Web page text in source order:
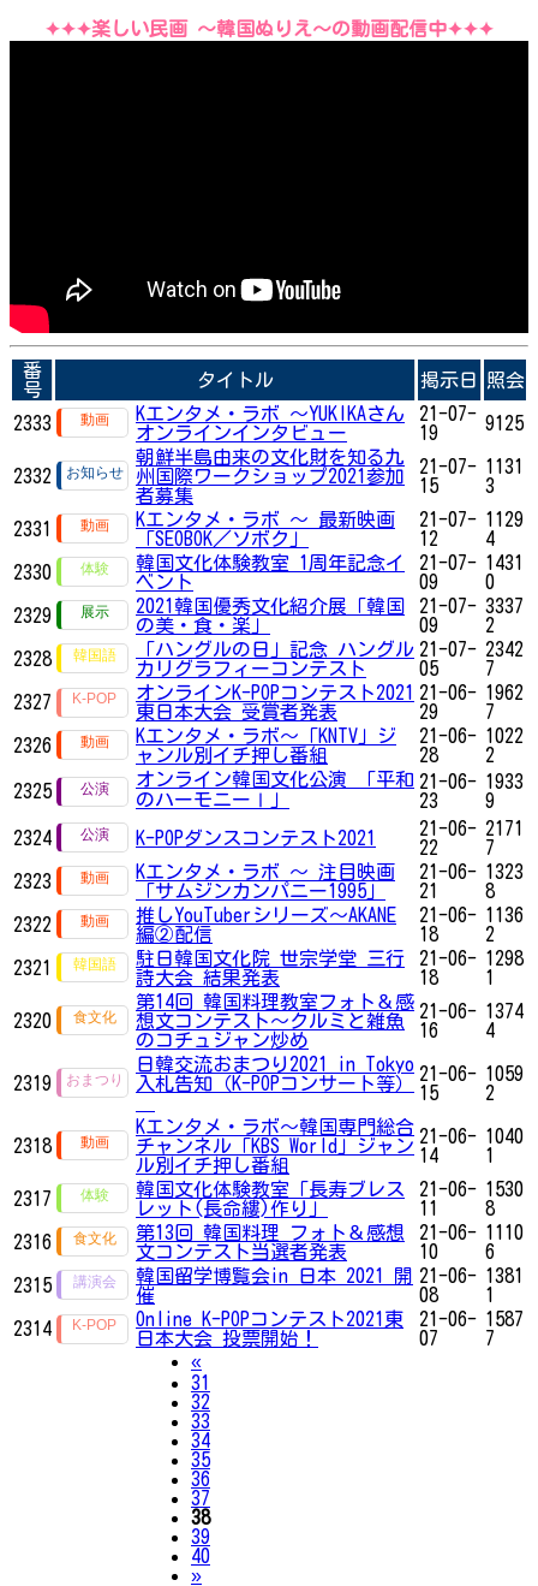
✦✦✦楽しい民画 〜韓国ぬりえ～の動画配信中✦✦✦
番
号
タイトル 掲示日 照会
2333
Kエンタメ・ラボ ～YUKIKAさん
オンラインインタビュー
21-07-
19
9125
2332
朝鮮半島由来の文化財を知る九
州国際ワークショップ2021参加
者募集
21-07-
15
1131
3
2331
Kエンタメ・ラボ ～ 最新映画
「SEOBOK／ソボク」
21-07-
12
1129
4
2330
韓国文化体験教室 1周年記念イ
ベント
21-07-
09
1431
0
2329
2021韓国優秀文化紹介展「韓国
の美・食・楽」
21-07-
09
3337
2
2328
「ハングルの日」記念 ハングル
カリグラフィーコンテスト
21-07-
05
2342
7
2327
オンラインK-POPコンテスト2021
東日本大会 受賞者発表
21-06-
29
1962
7
2326
Kエンタメ・ラボ～「KNTV」ジ
ャンル別イチ押し番組
21-06-
28
1022
2
2325
オンライン韓国文化公演 「平和
のハーモニーⅠ」
21-06-
23
1933
9
2324
K-POPダンスコンテスト2021
21-06-
22
2171
7
2323
Kエンタメ・ラボ ～ 注目映画
「サムジンカンパニー1995」
21-06-
21
1323
8
2322
推しYouTuberシリーズ〜AKANE
編②配信
21-06-
18
1136
2
2321
駐日韓国文化院 世宗学堂 三行
詩大会 結果発表
21-06-
18
1298
1
2320
第14回 韓国料理教室フォト＆感
想文コンテスト～クルミと雑魚
のコチュジャン炒め
21-06-
16
1374
4
2319
日韓交流おまつり2021 in Tokyo
入札告知（K-POPコンサート等）
21-06-
15
1059
2
2318
Kエンタメ・ラボ～韓国専門総合
チャンネル「KBS World」ジャン
ル別イチ押し番組
21-06-
14
1040
1
2317
韓国文化体験教室「長寿ブレス
レット(長命縷)作り」
21-06-
11
1530
8
2316
第13回 韓国料理 フォト＆感想
文コンテスト当選者発表
21-06-
10
1110
6
2315
韓国留学博覧会in 日本 2021 開
催
21-06-
08
1381
1
2314
Online K-POPコンテスト2021東
日本大会 投票開始！
21-06-
07
1587
7
«Previous
31
32
33
34
35
36
37
38
39
40
»Next